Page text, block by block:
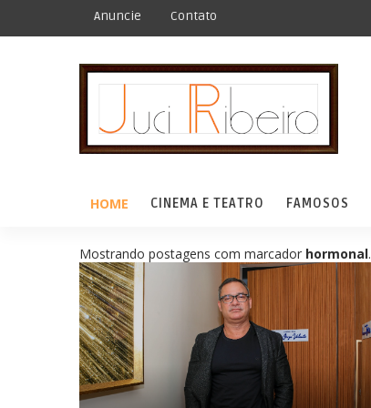
Anuncie Contato
HOME CINEMA E TEATRO FAMOSOS
Mostrando postagens com marcador hormonal.